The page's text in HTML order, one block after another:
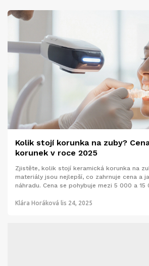
Kolik stojí korunka na zuby?
korunek v roce 2025
Zjistěte, kolik stojí keramická korunka na
materiály jsou nejlepší, co zahrnuje cena a
náhradu. Cena se pohybuje mezi 5 000 a 15
Klára Horáková lis 24, 2025